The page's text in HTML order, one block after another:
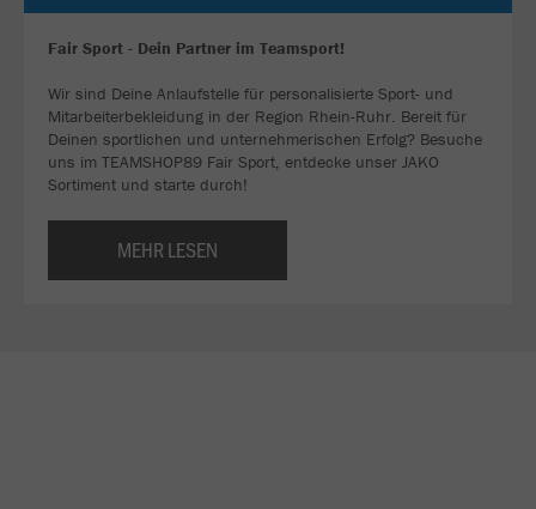
Fair Sport - Dein Partner im Teamsport!
Wir sind Deine Anlaufstelle für personalisierte Sport- und
Mitarbeiterbekleidung in der Region Rhein-Ruhr. Bereit für
Deinen sportlichen und unternehmerischen Erfolg? Besuche
uns im TEAMSHOP89 Fair Sport, entdecke unser JAKO
Sortiment und starte durch!
MEHR LESEN